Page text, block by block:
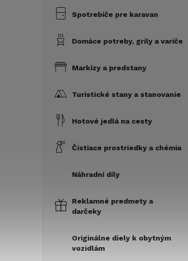
Spotrebiče pre karavan
Domáce potreby, grily a variče
Markízy a predstany
Turistické stany a stanovanie
Hotové jedlá na cesty
Čistiace prostriedky a chémia
Náhradní díly
Reklamné predmety a
darčeky
Originálne diely k obytným
vozidlám